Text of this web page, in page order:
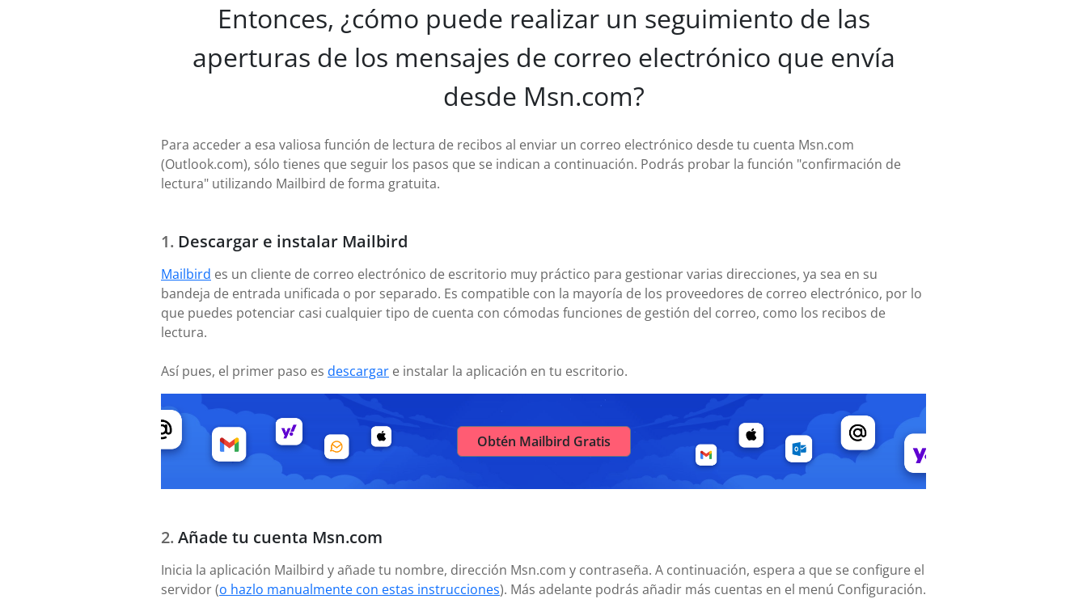
Entonces, ¿cómo puede realizar un seguimiento de las
aperturas de los mensajes de correo electrónico que envía
desde Msn.com?
Para acceder a esa valiosa función de lectura de recibos al enviar un correo electrónico desde tu cuenta Msn.com
(Outlook.com), sólo tienes que seguir los pasos que se indican a continuación. Podrás probar la función "confirmación de
lectura" utilizando Mailbird de forma gratuita.
Descargar e instalar Mailbird
Mailbird es un cliente de correo electrónico de escritorio muy práctico para gestionar varias direcciones, ya sea en su
bandeja de entrada unificada o por separado. Es compatible con la mayoría de los proveedores de correo electrónico, por lo
que puedes potenciar casi cualquier tipo de cuenta con cómodas funciones de gestión del correo, como los recibos de
lectura.
Así pues, el primer paso es descargar e instalar la aplicación en tu escritorio.
Obtén Mailbird Gratis
Añade tu cuenta Msn.com
Inicia la aplicación Mailbird y añade tu nombre, dirección Msn.com y contraseña. A continuación, espera a que se configure el
servidor (o hazlo manualmente con estas instrucciones). Más adelante podrás añadir más cuentas en el menú Configuración.